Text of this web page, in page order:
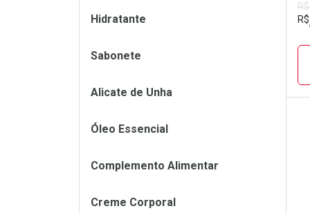
R$
Hidratante
Sabonete
Alicate de Unha
Óleo Essencial
Complemento Alimentar
Creme Corporal